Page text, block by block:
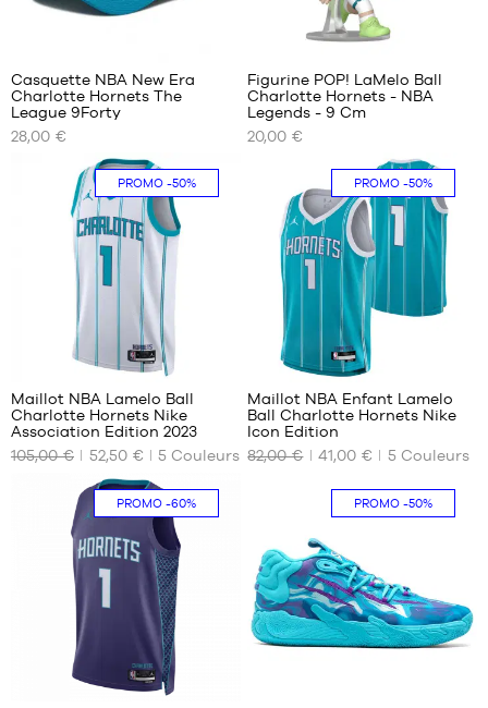
NOS
TAILLES
DISPONIBLES
unique
Casquette NBA New Era
Charlotte Hornets The
League 9Forty
28,00 €
NOS
TAILLES
DISPONIBLES
unique
Figurine POP! LaMelo Ball
Charlotte Hornets - NBA
Legends - 9 Cm
20,00 €
PROMO-50%
NOS
DISPONIBLES
32
Maillot NBA Lamelo Ball
Charlotte Hornets Nike
Association Edition 2023
105,00 €
52,50 € 5 Couleurs
PROMO-50%
NOS
DISPONIBLES
- 1m25
à
1m35
L -
enfant
- 1m50
38
Maillot NBA Enfant Lamelo
Ball Charlotte Hornets Nike
Icon Edition
82,00 €
41,00 € 5 Couleurs
PROMO-60%
32
PROMO-50%